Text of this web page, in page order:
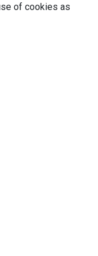
of cookies as